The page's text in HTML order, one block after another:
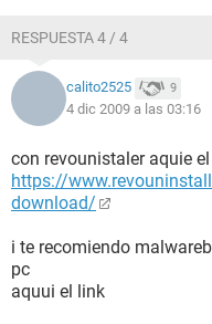
RESPUESTA 4 / 4
calito2525 9
4 dic 2009 a las 03:16
con revounistaler aquie
https://
download/
i te recomiendo
pc
aquui el link